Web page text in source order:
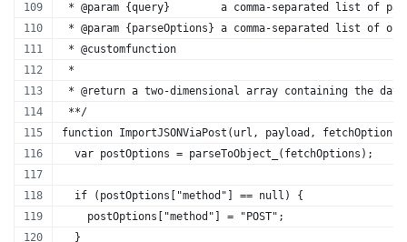
* @param {query}        a comma-separated list of
* @param {parseOptions} a comma-separated list of
* @customfunction
*
* @return a two-dimensional array containing the
**/
function ImportJSONViaPost(url, payload,
  var postOptions = parseToObject_(fetchOptions);
  if (postOptions["method"] == null) {
    postOptions["method"] = "POST";
  }